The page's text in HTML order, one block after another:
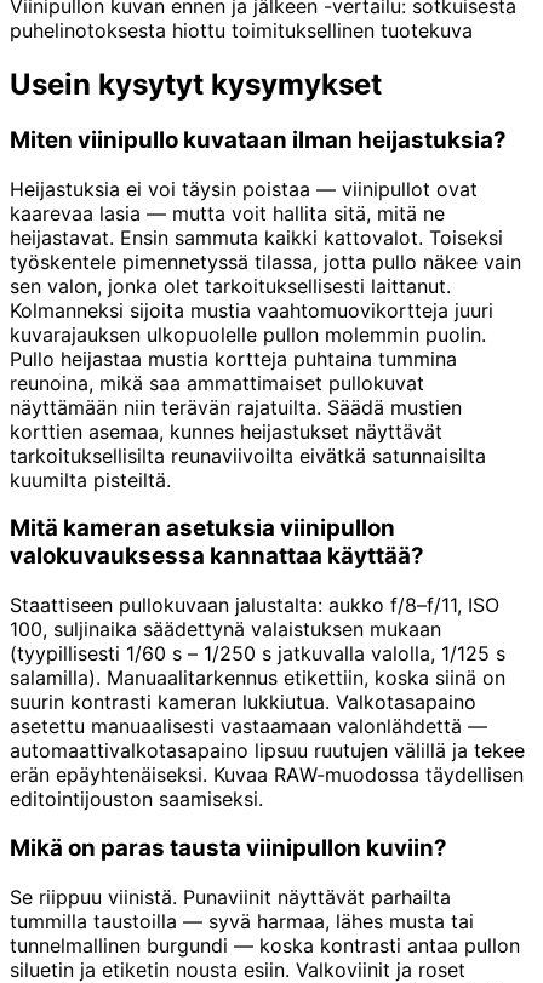
Viinipullon kuvan ennen ja jälkeen -vertailu: sotkuisesta
puhelinotoksesta hiottu toimituksellinen tuotekuva
Usein kysytyt kysymykset
Miten viinipullo kuvataan ilman heijastuksia?
Heijastuksia ei voi täysin poistaa — viinipullot ovat
kaarevaa lasia — mutta voit hallita sitä, mitä ne
heijastavat. Ensin sammuta kaikki kattovalot. Toiseksi
työskentele pimennetyssä tilassa, jotta pullo näkee vain
sen valon, jonka olet tarkoituksellisesti laittanut.
Kolmanneksi sijoita mustia vaahtomuovikortteja juuri
kuvarajauksen ulkopuolelle pullon molemmin puolin.
Pullo heijastaa mustia kortteja puhtaina tummina
reunoina, mikä saa ammattimaiset pullokuvat
näyttämään niin terävän rajatuilta. Säädä mustien
korttien asemaa, kunnes heijastukset näyttävät
tarkoituksellisilta reunaviivoilta eivätkä satunnaisilta
kuumilta pisteiltä.
Mitä kameran asetuksia viinipullon
valokuvauksessa kannattaa käyttää?
Staattiseen pullokuvaan jalustalta: aukko f/8–f/11, ISO
100, suljinaika säädettynä valaistuksen mukaan
(tyypillisesti 1/60 s – 1/250 s jatkuvalla valolla, 1/125 s
salamilla). Manuaalitarkennus etikettiin, koska siinä on
suurin kontrasti kameran lukkiutua. Valkotasapaino
asetettu manuaalisesti vastaamaan valonlähdettä —
automaattivalkotasapaino lipsuu ruutujen välillä ja tekee
erän epäyhtenäiseksi. Kuvaa RAW-muodossa täydellisen
editointijouston saamiseksi.
Mikä on paras tausta viinipullon kuviin?
Se riippuu viinistä. Punaviinit näyttävät parhailta
tummilla taustoilla — syvä harmaa, lähes musta tai
tunnelmallinen burgundi — koska kontrasti antaa pullon
siluetin ja etiketin nousta esiin. Valkoviinit ja roset